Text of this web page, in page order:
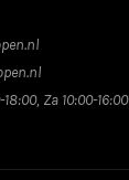
Za 10:00-16:00